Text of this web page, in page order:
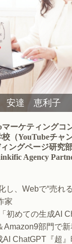
安達 恵利子
ーケティングコ
（YouTubeチャ
ングページ研究
Agency
し、Webで“売れ
家
初めての生成AI
Amazon9部門で
ChatGPT『超